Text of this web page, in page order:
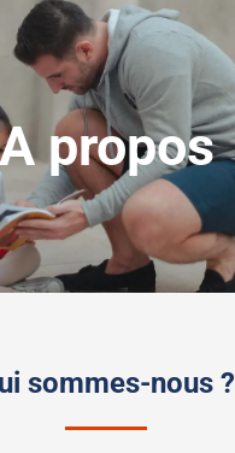
propos
sommes-nous ?